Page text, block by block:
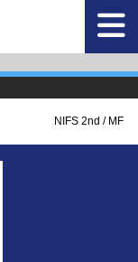
NIFS 2nd / MF